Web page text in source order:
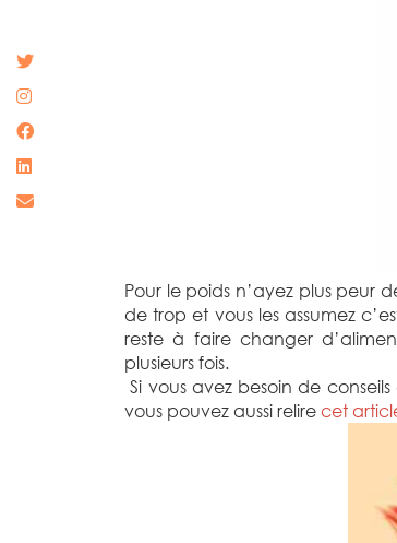
Pour le poids n’ayez plus peur
de trop et vous les assumez
reste à faire changer
plusieurs fois.
Si vous avez besoin de
vous pouvez aussi relire cet